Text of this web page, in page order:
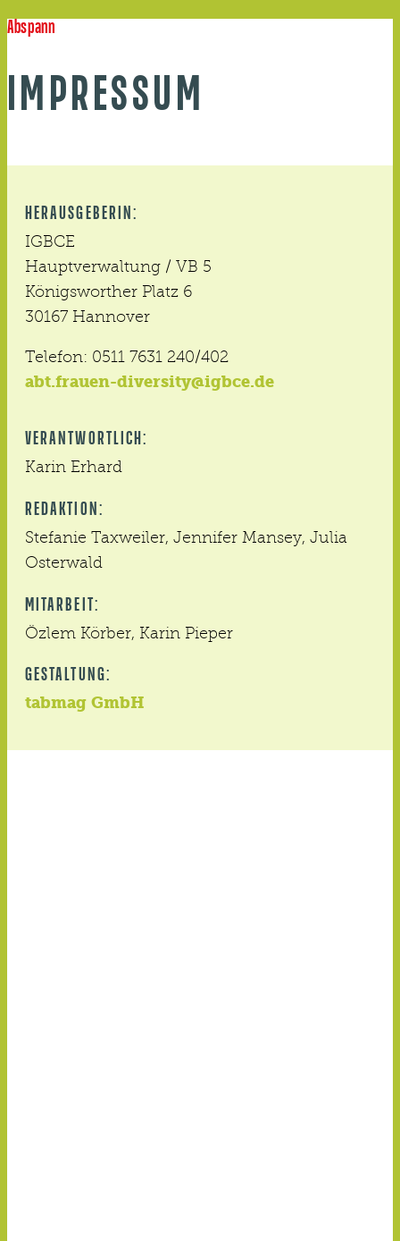
Abspann
IMPRESSUM
HERAUSGEBERIN:
IGBCE
Hauptverwaltung / VB 5
Königsworther Platz 6
30167 Hannover
Telefon: 0511 7631 240/402
abt.frauen-diversity@igbce.de
VERANTWORTLICH:
Karin Erhard
REDAKTION:
Stefanie Taxweiler, Jennifer Mansey, Julia
Osterwald
MITARBEIT:
Özlem Körber, Karin Pieper
GESTALTUNG:
tabmag GmbH